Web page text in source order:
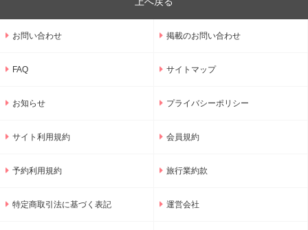
お問い合わせ 掲載のお問い合わせ
FAQ サイトマップ
お知らせ プライバシーポリシー
サイト利用規約 会員規約
予約利用規約 旅行業約款
特定商取引法に基づく表記 運営会社